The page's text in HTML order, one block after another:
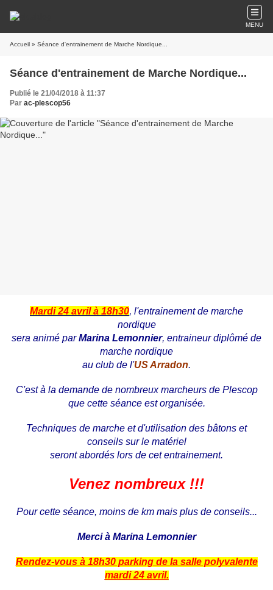
MENU
Accueil » Séance d'entrainement de Marche Nordique...
Séance d'entrainement de Marche Nordique...
Publié le 21/04/2018 à 11:37
Par ac-plescop56
Mardi 24 avril à 18h30, l'entrainement de marche
nordique
sera animé parMarina Lemonnier, entraineur diplômé de
marche nordique
au club de l'US Arradon.
C'est à la demande de nombreux marcheurs de Plescop
que cette séance est organisée.
Techniques de marche et d'utilisation des bâtons et
conseils sur le matériel
seront abordés lors de cet entrainement.
Venez nombreux !!!
Pour cette séance, moins de km mais plus de conseils...
Merci à Marina Lemonnier
Rendez-vous à 18h30 parking de la salle polyvalente
mardi 24 avril.